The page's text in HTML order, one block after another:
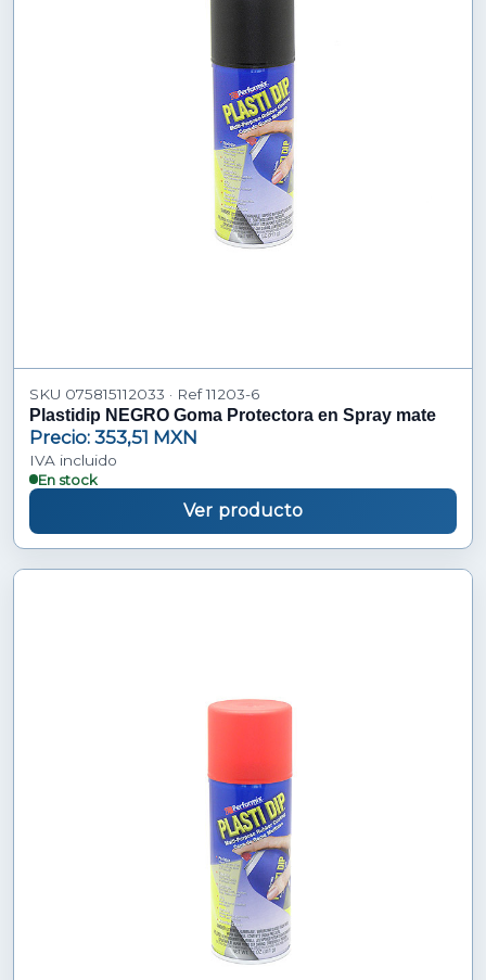
SKU 075815112033 · Ref 11203-6
Plastidip NEGRO Goma Protectora en Spray mate
Precio: 353,51 MXN
IVA incluido
En stock
Ver producto